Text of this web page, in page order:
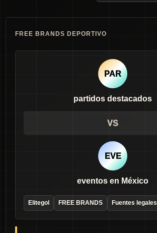
FREE BRANDS DEPORTIVO
PAR
partidos destacados
VS
EVE
eventos en México
Elitegol FREE BRANDS Fuentes legales